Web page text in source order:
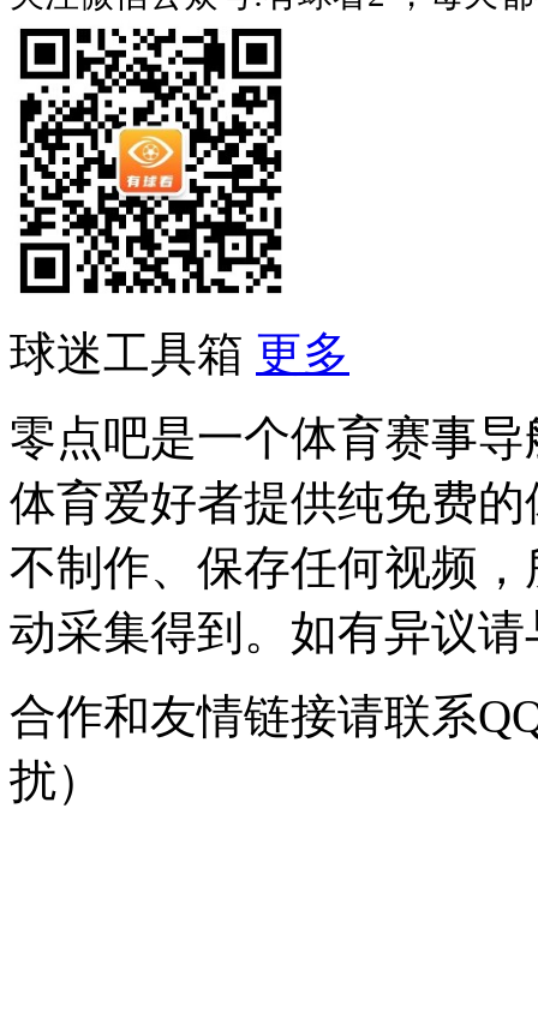
球迷工具箱 更多
零点吧是一个体育赛事
体育爱好者提供纯免费
不制作、保存任何视频
动采集得到。如有异议
合作和友情链接请联系
扰）